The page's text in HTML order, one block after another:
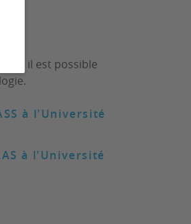
LAS, il est possible
à l'Université
à l'Université